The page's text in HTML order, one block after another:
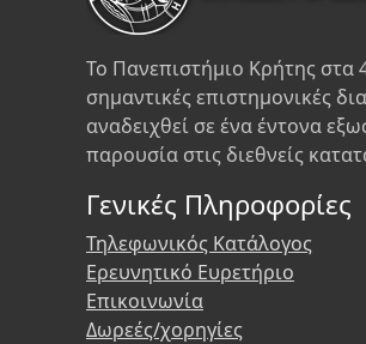
Το Πανεπιστήμιο Κρήτης στα
σημαντικές επιστημονικές
αναδειχθεί σε ένα έντονα
παρουσία στις διεθνείς
Γενικές Πληροφορίες
Τηλεφωνικός Κατάλογος
Ερευνητικό Ευρετήριο
Επικοινωνία
Δωρεές/χορηγίες